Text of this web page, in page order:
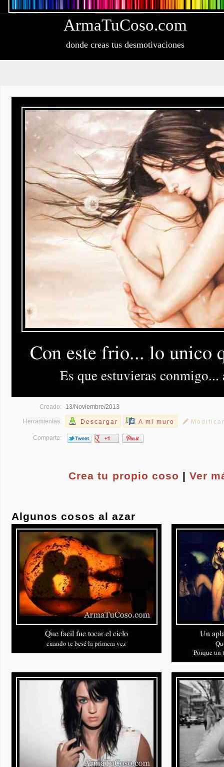
ArmaTuCoso.com
donde creas tus desmotivaciones
Creado: 13/Noviembre/2013
Herramientas: Descargar A mi muro
Comparte:
Crea tu propio coso |Ver
Algunos cosos al azar